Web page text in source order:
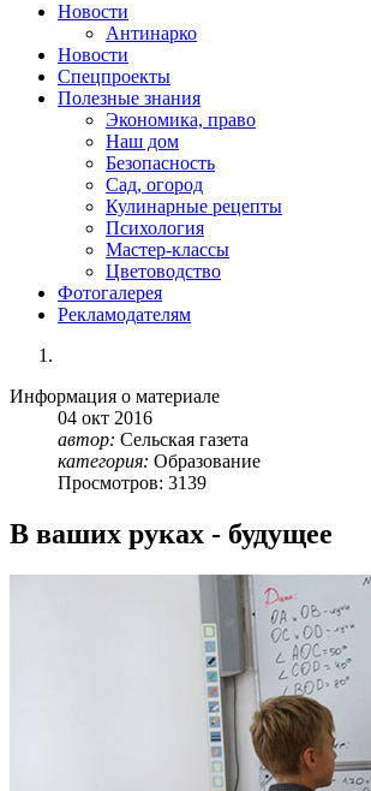
Новости
Антинарко
Новости
Спецпроекты
Полезные знания
Экономика, право
Наш дом
Безопасность
Сад, огород
Кулинарные рецепты
Психология
Мастер-классы
Цветоводство
Фотогалерея
Рекламодателям
Информация о материале
04 окт 2016
автор: Сельская газета
категория: Образование
Просмотров: 3139
В ваших руках - будущее